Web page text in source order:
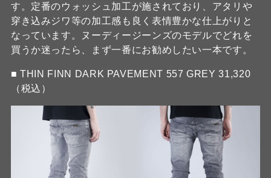
す。定番のウォッシュ加工が施されており、アタリや
穿き込みジワ等の加工感も良く表情豊かな仕上がりと
なっています。ヌーディージーンズのモデルでどれを
買うか迷ったら、まず一番にお勧めしたい一本です。
■ THIN FINN DARK PAVEMENT 557 GREY 31,320
（税込）